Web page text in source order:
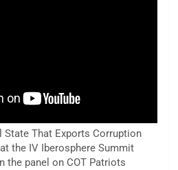
State That Exports Corruption
the IV Iberosphere Summit
the panel on COT Patriots